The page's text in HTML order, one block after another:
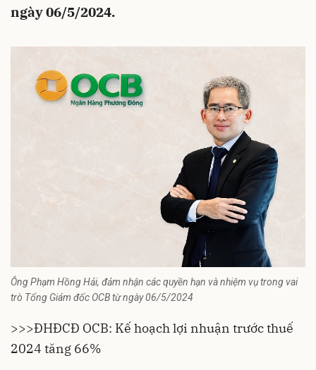
ngày 06/5/2024.
Ông Phạm Hồng Hải, đảm nhận các quyền hạn và nhiệm vụ trong vai
trò Tổng Giám đốc OCB từ ngày 06/5/2024
>>>ĐHĐCĐ OCB: Kế hoạch lợi nhuận trước thuế
2024 tăng 66%